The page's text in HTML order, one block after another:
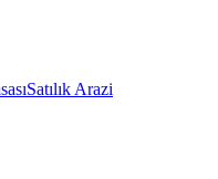
Satılık Arazi